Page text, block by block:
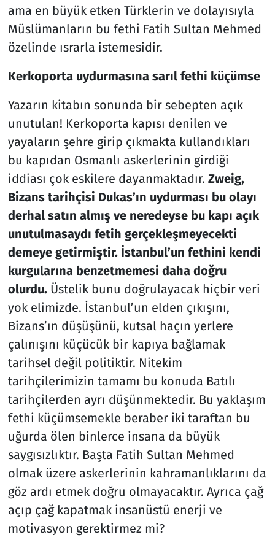
ama en büyük etken Türklerin ve dolayısıyla
Müslümanların bu fethi Fatih Sultan Mehmed
özelinde ısrarla istemesidir.
Kerkoporta uydurmasına sarıl fethi küçümse
Yazarın kitabın sonunda bir sebepten açık
unutulan! Kerkoporta kapısı denilen ve
yayaların şehre girip çıkmakta kullandıkları
bu kapıdan Osmanlı askerlerinin girdiği
iddiası çok eskilere dayanmaktadır. Zweig,
Bizans tarihçisi Dukas’ın uydurması bu olayı
derhal satın almış ve neredeyse bu kapı açık
unutulmasaydı fetih gerçekleşmeyecekti
demeye getirmiştir. İstanbul’un fethini kendi
kurgularına benzetmemesi daha doğru
olurdu.Üstelik bunu doğrulayacak hiçbir veri
yok elimizde. İstanbul’un elden çıkışını,
Bizans’ın düşüşünü, kutsal haçın yerlere
çalınışını küçücük bir kapıya bağlamak
tarihsel değil politiktir. Nitekim
tarihçilerimizin tamamı bu konuda Batılı
tarihçilerden ayrı düşünmektedir. Bu yaklaşım
fethi küçümsemekle beraber iki taraftan bu
uğurda ölen binlerce insana da büyük
saygısızlıktır. Başta Fatih Sultan Mehmed
olmak üzere askerlerinin kahramanlıklarını da
göz ardı etmek doğru olmayacaktır. Ayrıca çağ
açıp çağ kapatmak insanüstü enerji ve
motivasyon gerektirmez mi?